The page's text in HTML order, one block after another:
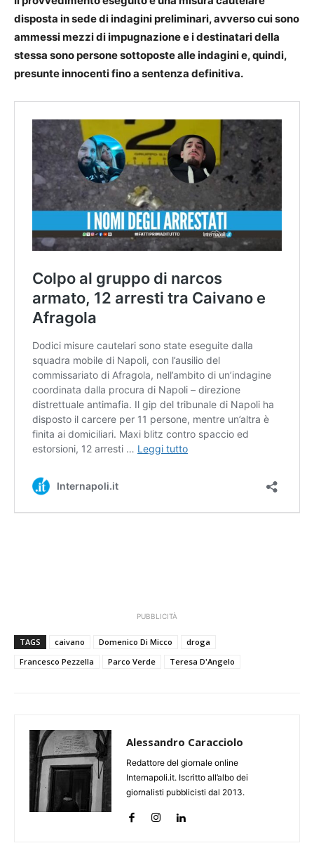
disposta in sede di indagini preliminari, avverso cui sono
ammessi mezzi di impugnazione e i destinatari della
stessa sono persone sottoposte alle indagini e, quindi,
presunte innocenti fino a sentenza definitiva.
PUBBLICITÀ
TAGS caivano Domenico Di Micco
droga
Francesco Pezzella
Parco Verde Teresa D'Angelo
Alessandro Caracciolo
Redattore del giornale online
Internapoli.it. Iscritto all’albo dei
giornalisti pubblicisti dal 2013.